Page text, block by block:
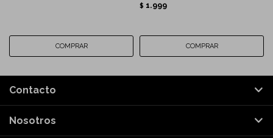
$ 1.999
Contacto
Nosotros